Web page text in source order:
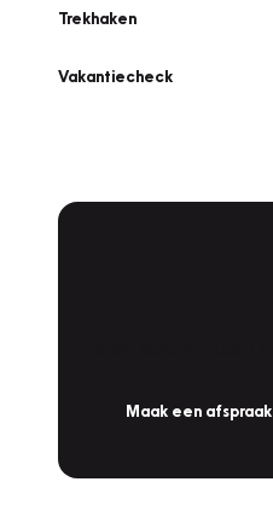
Trekhaken
Vakantiecheck
Maak een afspraak